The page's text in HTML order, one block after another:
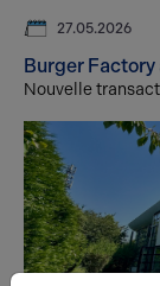
27.05.2026
Burger Factory
Nouvelle